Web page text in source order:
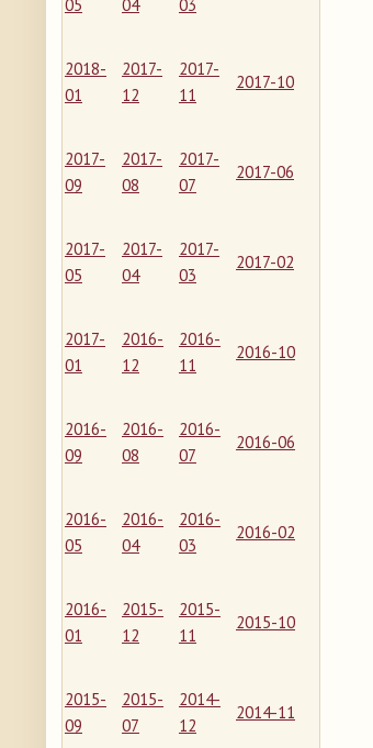
05
04
03
2018-
01
2017-
12
2017-
11
2017-10
2017-
09
2017-
08
2017-
07
2017-06
2017-
05
2017-
04
2017-
03
2017-02
2017-
01
2016-
12
2016-
11
2016-10
2016-
09
2016-
08
2016-
07
2016-06
2016-
05
2016-
04
2016-
03
2016-02
2016-
01
2015-
12
2015-
11
2015-10
2015-
09
2015-
07
2014-
12
2014-11